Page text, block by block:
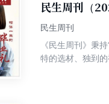
民生周刊（
民生周刊
《民生周刊》秉
特的选材、独到